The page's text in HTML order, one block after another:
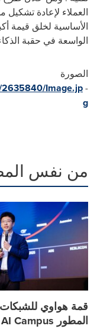
العملاء لإعادة تشكيل
الأساسية لخلق قيمة
الواسعة في حقبة
الصورة
-
Image.jp
g
من نفس
المطور Xinghe AI Campus لجنوب أفريقيا